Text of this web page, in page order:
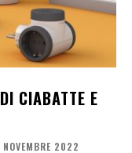
CIABATTE E
NOVEMBRE 2022